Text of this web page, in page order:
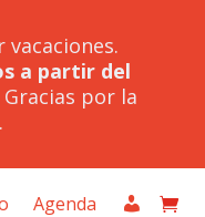
a partir del
Gracias por la
Agenda